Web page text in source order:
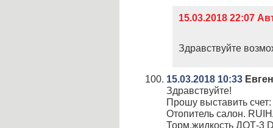
15.03.2018 22:07
Здравствуйте
15.03.2018 10:33
Здравствуйте!
Прошу выставить счет:
Отопитель салон.
Торм.жидкость ДОТ-3